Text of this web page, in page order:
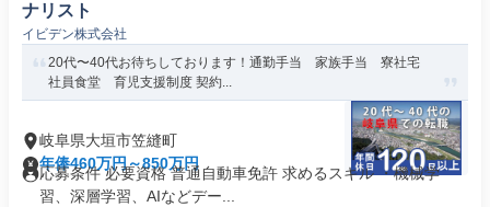
ナリスト
イビデン株式会社
20代〜40代お待ちしております！通勤手当 家族手当 寮社宅
社員食堂 育児支援制度 契約...
岐阜県大垣市笠縫町
年俸460万円～850万円
応募条件 必要資格 普通自動車免許 求めるスキル ・機械学
習、深層学習、AIなどデー...